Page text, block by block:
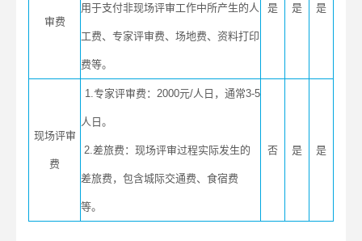
审费
用于支付非现场评审工作中所产生的人
工费、专家评审费、场地费、资料打印
费等。
是 是 是
现场评审
费
1.专家评审费：2000元/人日，通常3-5
人日。
2.差旅费：现场评审过程实际发生的
差旅费，包含城际交通费、食宿费
等。
否 是 是